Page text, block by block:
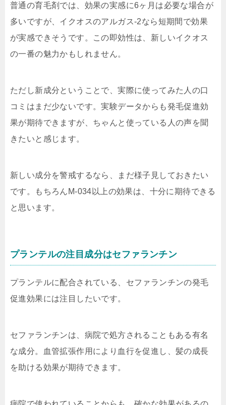
普通の育毛剤では、効果の実感に6ヶ月は必要な場合が
多いですが、イクオスのアルガス-2なら短期間で効果
が実感できそうです。この即効性は、新しいイクオス
の一番の魅力かもしれません。
ただし新成分ということで、実際に使ってみた人の口
コミはまだ少ないです。実験データからも発毛促進効
果が期待できますが、ちゃんと使っている人の声を聞
きたいと感じます。
新しい成分を警戒するなら、まだ様子見しておきたい
です。もちろんM-034以上の効果は、十分に期待できる
と思います。
プランテルの注目成分はセファランチン
プランテルに配合されている、 セファランチンの発毛
促進効果には注目 したいです。
セファランチンは、病院で処方されることもある有名
な成分。血管拡張作用により血行を促進し、髪の成長
を助ける効果が期待できます。